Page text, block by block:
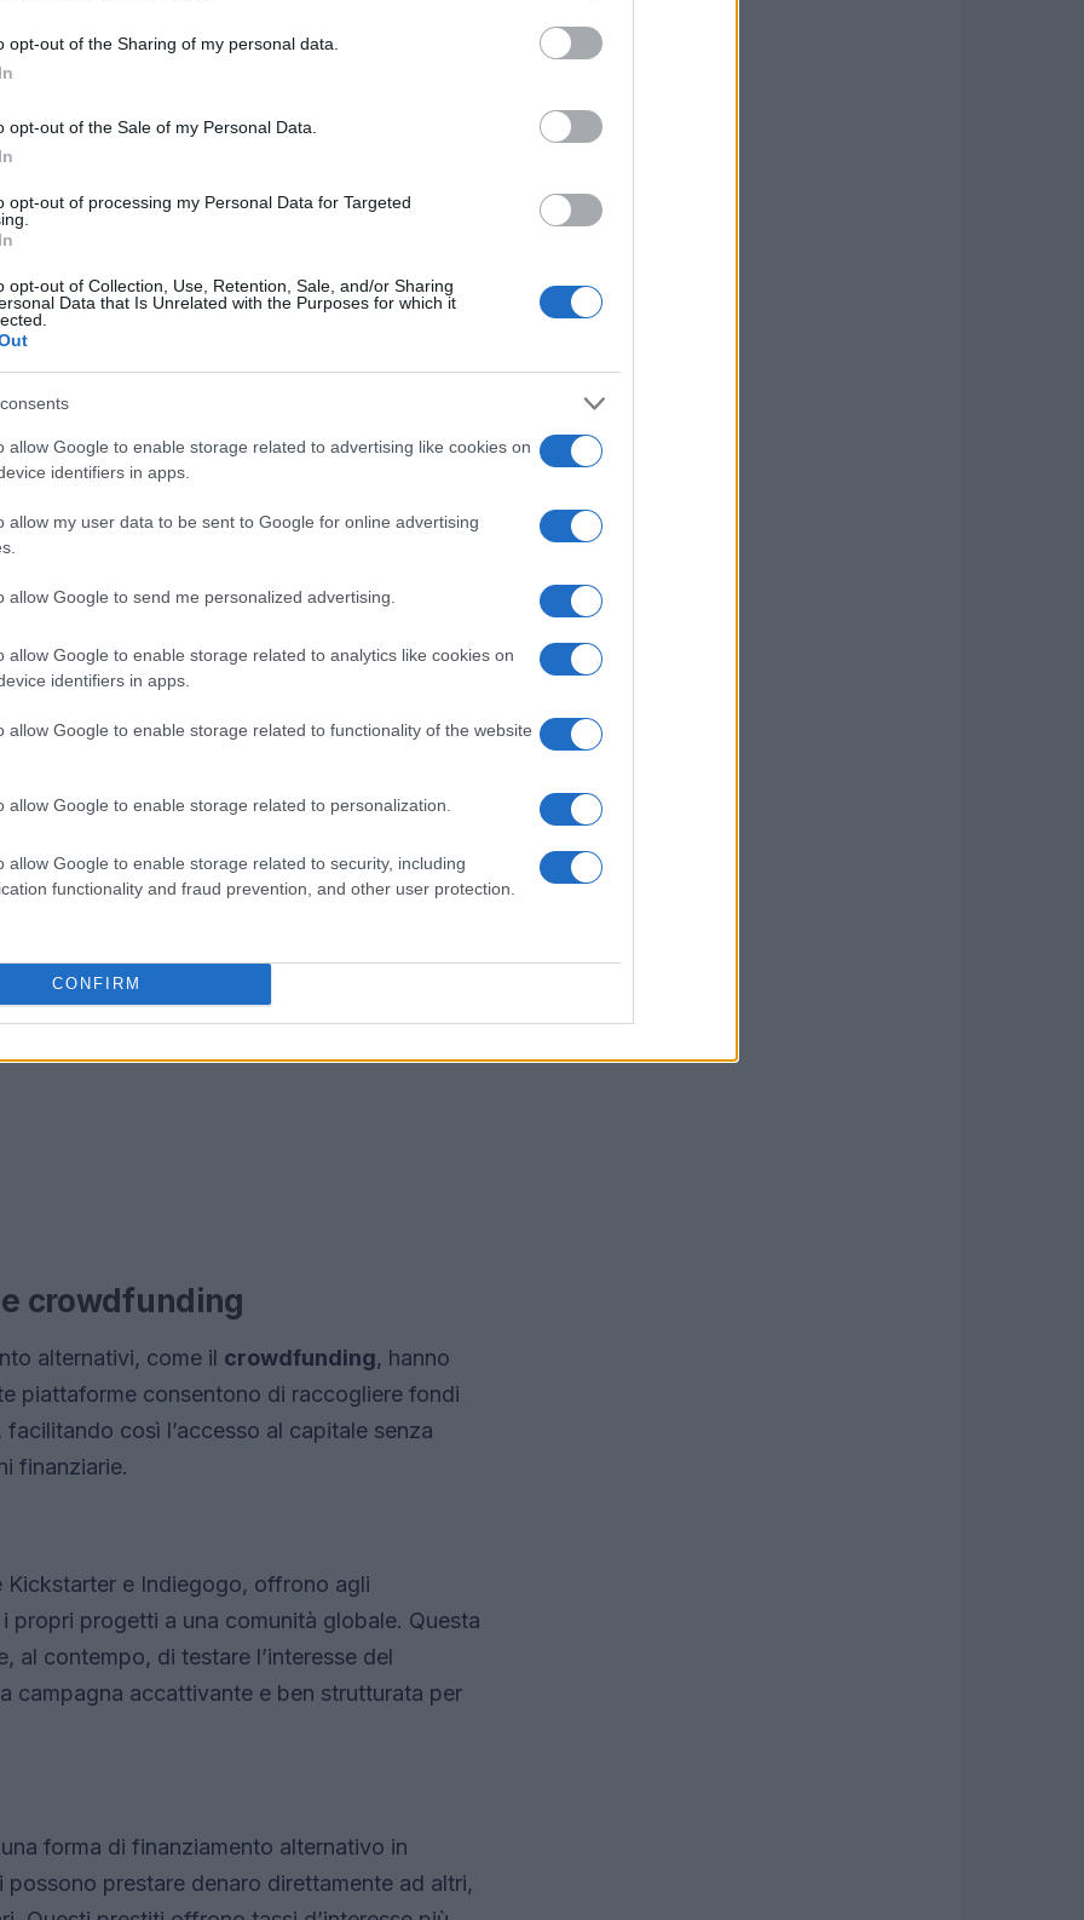
opt-out of the Sharing of my personal data.
opt-out of the Sale of my Personal Data.
opt-out of processing my Personal Data for Targeted
opt-out of Collection, Use, Retention, Sale, and/or Sharing
Data that Is Unrelated with the Purposes for which it
allow Google to enable storage related to advertising like cookies on
identifiers in apps.
allow my user data to be sent to Google for online advertising
allow Google to send me personalized advertising.
allow Google to enable storage related to analytics like cookies on
identifiers in apps.
allow Google to enable storage related to functionality of the website
allow Google to enable storage related to personalization.
allow Google to enable storage related to security, including
functionality and fraud prevention, and other user protection.
CONFIRM
banche, istituti di credito e
consolidate, richiedono un’approfondita
del progetto.
forme più comuni di finanziamento per le
presentare un piano d’impresa
una valutazione del rischio associato
la sostenibilità del progetto attraverso
dagliinvestitori privati e dai fondi di
a investire in start-up promettenti in cambio
presentare un progetto che metta in
sugli investimenti attesi.
crowdfunding
alternativi, come il crowdfunding, hanno
piattaforme consentono di raccogliere fondi
così l’accesso al capitale senza
finanziarie.
Kickstarter e Indiegogo, offrono agli
propri progetti a una comunità globale. Questa
al contempo, di testare l’interesse del
campagna accattivante e ben strutturata per
forma di finanziamento alternativo in
prestare denaro direttamente ad altri,